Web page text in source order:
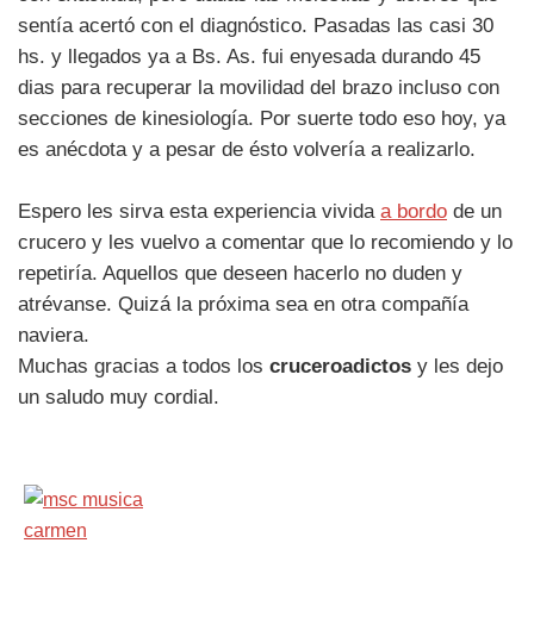
sentía acertó con el diagnóstico. Pasadas las casi 30
hs. y llegados ya a Bs. As. fui enyesada durando 45
dias para recuperar la movilidad del brazo incluso con
secciones de kinesiología. Por suerte todo eso hoy, ya
es anécdota y a pesar de ésto volvería a realizarlo.
Espero les sirva esta experiencia vivida a bordo de un
crucero y les vuelvo a comentar que lo recomiendo y lo
repetiría. Aquellos que deseen hacerlo no duden y
atrévanse. Quizá la próxima sea en otra compañía
naviera.
Muchas gracias a todos los cruceroadictos y les dejo
un saludo muy cordial.